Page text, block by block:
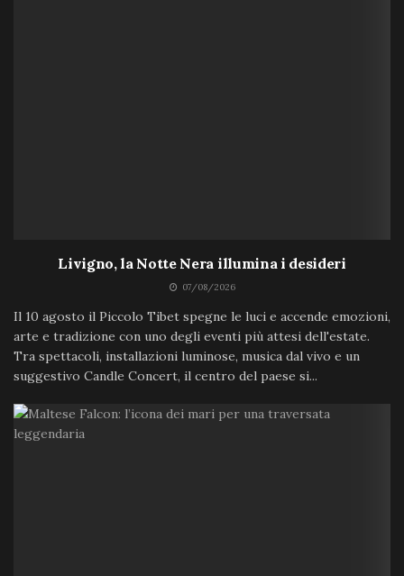
Livigno, la Notte Nera illumina i desideri
07/08/2026
Il 10 agosto il Piccolo Tibet spegne le luci e accende emozioni,
arte e tradizione con uno degli eventi più attesi dell'estate.
Tra spettacoli, installazioni luminose, musica dal vivo e un
suggestivo Candle Concert, il centro del paese si...